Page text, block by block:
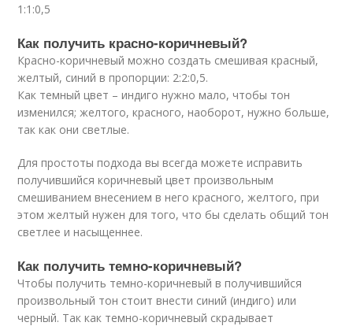
1:1:0,5
Как получить красно-коричневый?
Красно-коричневый можно создать смешивая красный,
желтый, синий в пропорции: 2:2:0,5.
Как темный цвет – индиго нужно мало, чтобы тон
изменился; желтого, красного, наоборот, нужно больше,
так как они светлые.
Для простоты подхода вы всегда можете исправить
получившийся коричневый цвет произвольным
смешиванием внесением в него красного, желтого, при
этом желтый нужен для того, что бы сделать общий тон
светлее и насыщеннее.
Как получить темно-коричневый?
Чтобы получить темно-коричневый в получившийся
произвольный тон стоит внести синий (индиго) или
черный. Так как темно-коричневый скрадывает